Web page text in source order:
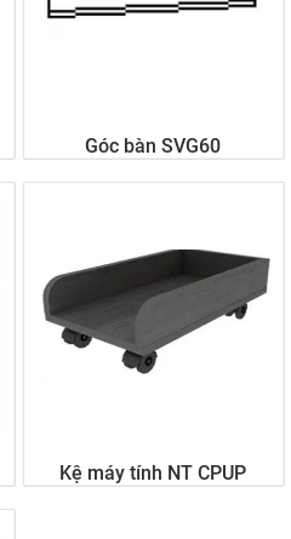
Góc bàn SVG60
Kệ máy tính NT CPUP